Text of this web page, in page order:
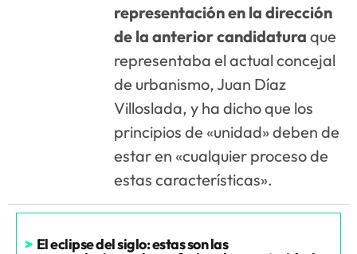
representación en la dirección
de la anterior candidatura que
representaba el actual concejal
de urbanismo, Juan Díaz
Villoslada, y ha dicho que los
principios de «unidad» deben de
estar en «cualquier proceso de
estas características».
> El eclipse del siglo: estas son las